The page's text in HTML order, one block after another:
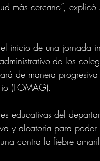
màs cercano”, explicó
inicio de una jornada
de los
de manera
(FOMAG).
educativas del
y aleatoria para poder
contra la fiebre